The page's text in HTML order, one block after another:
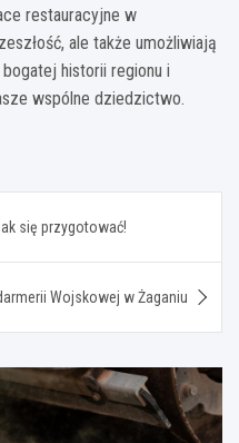
restauracyjne w
ale także umożliwiają
historii regionu i
wspólne dziedzictwo.
się przygotować!
Wojskowej w Żaganiu